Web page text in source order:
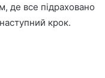
де все підраховано
крок.